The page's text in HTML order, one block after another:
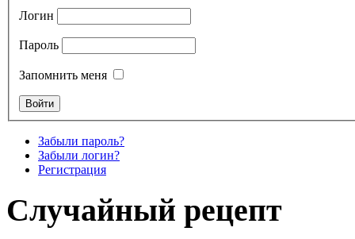
Логин
Пароль
Запомнить меня
Забыли пароль?
Забыли логин?
Регистрация
Случайный рецепт